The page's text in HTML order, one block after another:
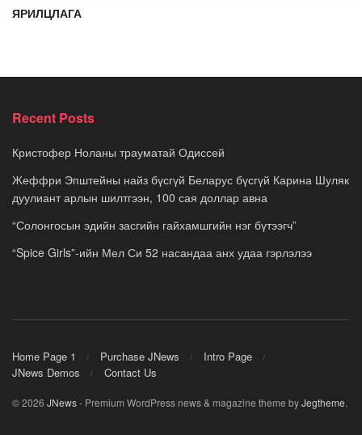
ЯРИЛЦЛАГА
Recent Posts
Кристофер Ноланы трауматай Одиссей
Жеффри Эпштейны найз бүсгүй Беларус бүсгүй Карина Шуляк
дуулиант арлын шилтгээн, 100 сая доллар авна
“Солонгосын эдийн засгийн гайхамшгийн нэг бүтээгч”
“Spice Girls”-ийн Мел Си 52 насандаа анх удаа гэрлэлээ
Home Page 1 Purchase JNews
Intro Page
JNews Demos
Contact Us
© 2026 JNews- Premium WordPress news & magazine theme byJegtheme.